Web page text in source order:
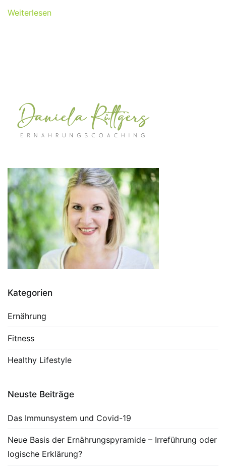
Weiterlesen
Kategorien
Ernährung
Fitness
Healthy Lifestyle
Neuste Beiträge
Das Immunsystem und Covid-19
Neue Basis der Ernährungspyramide – Irreführung oder
logische Erklärung?